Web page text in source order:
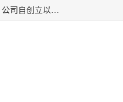
广东中业国际电缆有限公司是一家中业牌电线电缆公司，公司集线缆研发、生产、销售、服务于一体的生产企业。公司自创立以来一直跟随工业化、信息化的发展道路，并坚持以中国质量认证中心ISO9001管理体系进行企业管理。